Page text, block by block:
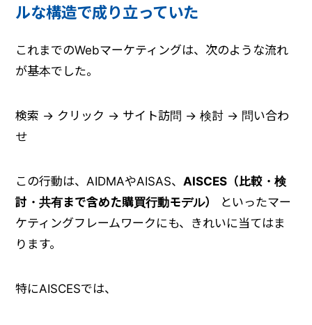
ルな構造で成り立っていた
これまでのWebマーケティングは、次のような流れ
が基本でした。
検索 → クリック → サイト訪問 → 検討 → 問い合わ
せ
この行動は、AIDMAやAISAS、AISCES（比較・検
討・共有まで含めた購買行動モデル）
といったマー
ケティングフレームワークにも、きれいに当てはま
ります。
特にAISCESでは、